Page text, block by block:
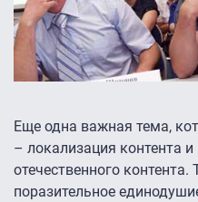
Еще одна важная тема,
– локализация контента
отечественного
поразительное